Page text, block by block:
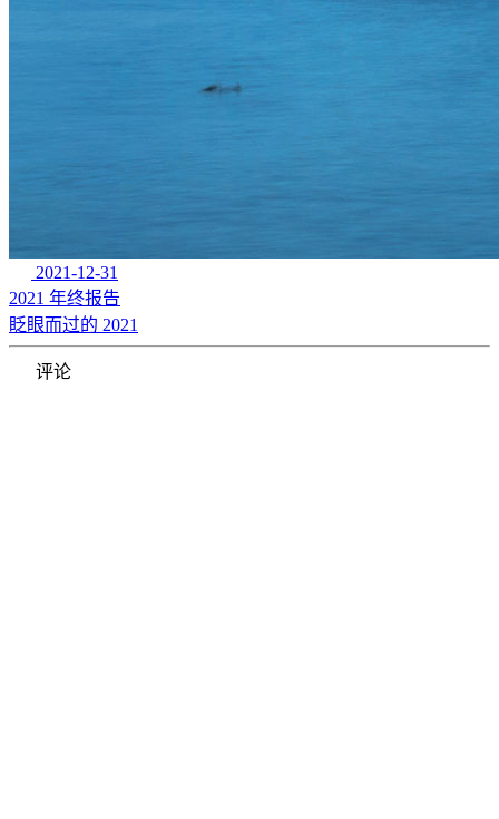
2021-12-31
2021 年终报告
眨眼而过的 2021
评论